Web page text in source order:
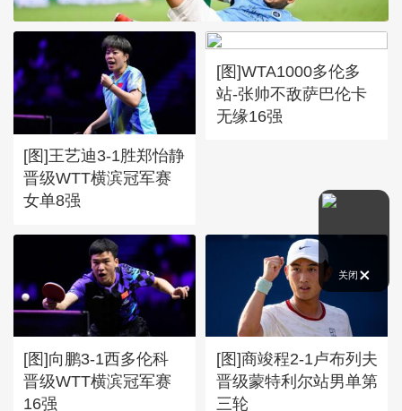
关闭
[图]王艺迪3-1胜郑怡静
晋级WTT横滨冠军赛
女单8强
[图]WTA1000多伦多
站-张帅不敌萨巴伦卡
无缘16强
[图]向鹏3-1西多伦科
晋级WTT横滨冠军赛
16强
[图]商竣程2-1卢布列夫
晋级蒙特利尔站男单第
三轮